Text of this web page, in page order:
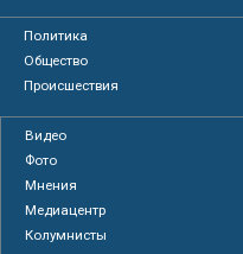
Политика
Общество
Происшествия
Видео
Фото
Мнения
Медиацентр
Колумнисты